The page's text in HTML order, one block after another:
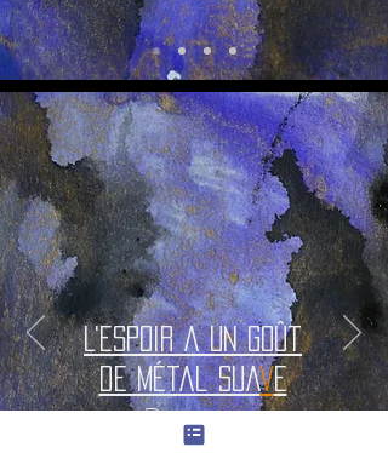
L'espoir a un goût
de métal suave
Roman